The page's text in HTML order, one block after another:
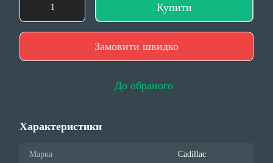
Купити
Замовити швидко
До обраного
Характеристики
Марка Cadillac